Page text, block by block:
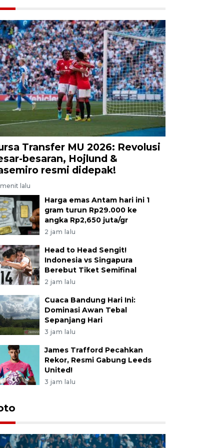
Transfer MU 2026: Revolusi
besaran, Hojlund &
resmi didepak!
lalu
Harga emas Antam hari ini 1
gram turun Rp29.000 ke
angka Rp2,650 juta/gr
2 jam lalu
Head to Head Sengit!
Indonesia vs Singapura
Berebut Tiket Semifinal
2 jam lalu
Cuaca Bandung Hari Ini:
Dominasi Awan Tebal
Sepanjang Hari
3 jam lalu
James Trafford Pecahkan
Rekor, Resmi Gabung Leeds
United!
3 jam lalu